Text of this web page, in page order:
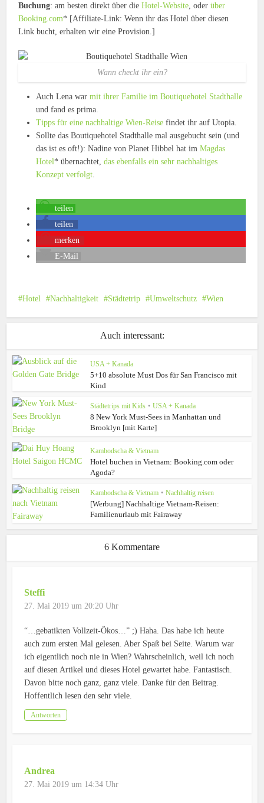
Buchung: am besten direkt über dieHotel-Website, oderüber
Booking.com* [Affiliate-Link: Wenn ihr das Hotel über diesen
Link bucht, erhalten wir eine Provision.]
Wann checkt ihr ein?
Auch Lena warmit ihrer Familie im Boutiquehotel Stadthalle
und fand es prima.
Tipps für eine nachhaltige Wien-Reise findet ihr auf Utopia.
Sollte das Boutiquehotel Stadthalle mal ausgebucht sein (und
das ist es oft!): Nadine von Planet Hibbel hat imMagdas
Hotel* übernachtet,das ebenfalls ein sehr nachhaltiges
Konzept verfolgt.
teilen
teilen
merken
E-Mail
Hotel Nachhaltigkeit Städtetrip Umweltschutz Wien
Auch interessant:
USA + Kanada
5+10 absolute Must Dos für San Francisco mit
Kind
Städtetrips mit Kids • USA + Kanada
8 New York Must-Sees in Manhattan und
Brooklyn [mit Karte]
Kambodscha & Vietnam
Hotel buchen in Vietnam: Booking.com oder
Agoda?
Kambodscha & Vietnam • Nachhaltig reisen
[Werbung] Nachhaltige Vietnam-Reisen:
Familienurlaub mit Fairaway
6 Kommentare
Steffi
27. Mai 2019 um 20:20 Uhr
“…gebatikten Vollzeit-Ökos…” ;) Haha. Das habe ich heute
auch zum ersten Mal gelesen. Aber Spaß bei Seite. Warum war
ich eigentlich noch nie in Wien? Wahrscheinlich, weil ich noch
auf diesen Artikel und dieses Hotel gewartet habe. Fantastisch.
Davon bitte noch ganz, ganz viele. Danke für den Beitrag.
Hoffentlich lesen den sehr viele.
Antworten
Andrea
27. Mai 2019 um 14:34 Uhr